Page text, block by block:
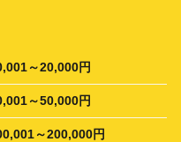
～20,000円
～50,000円
～200,000円